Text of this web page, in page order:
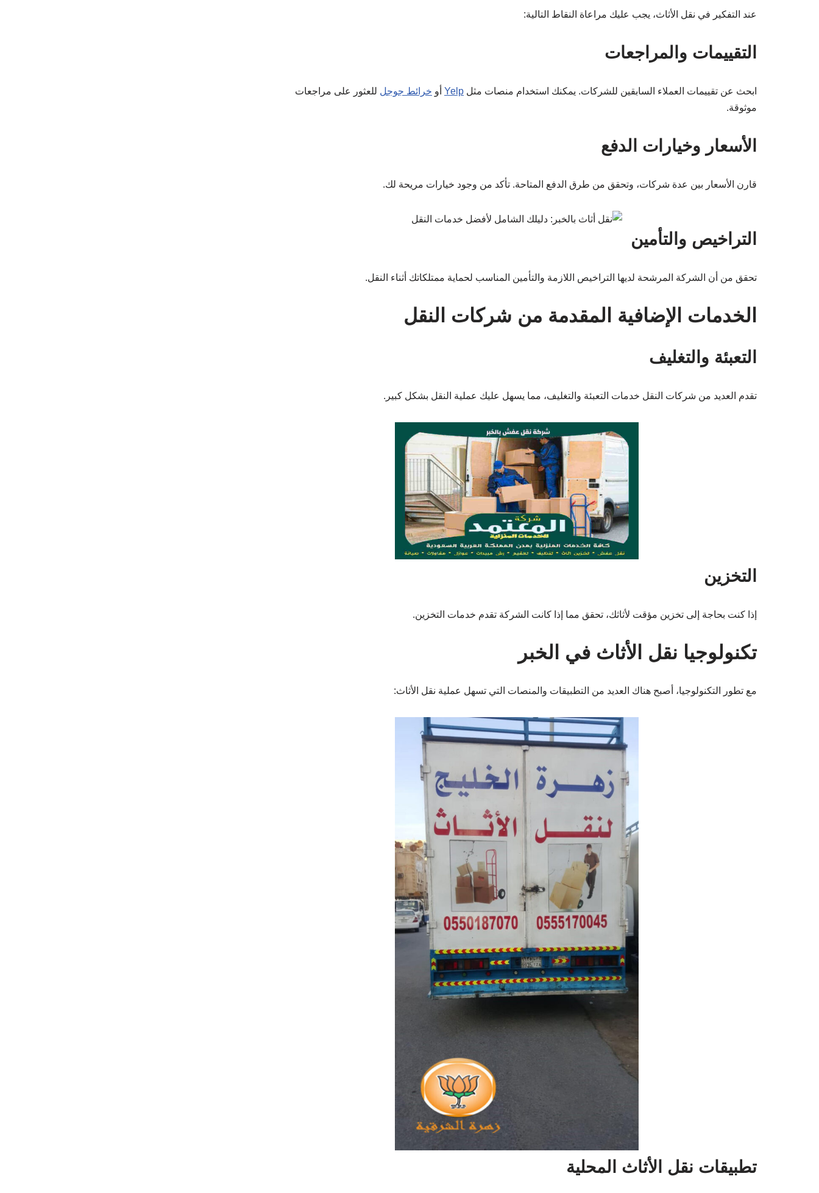
عند التفكير في نقل الأثاث، يجب عليك مراعاة النقاط التالية:
التقييمات والمراجعات
ابحث عن تقييمات العملاء السابقين للشركات. يمكنك استخدام منصات مثل Yelp أو خرائط جوجل للعثور على مراجعات
موثوقة.
الأسعار وخيارات الدفع
قارن الأسعار بين عدة شركات، وتحقق من طرق الدفع المتاحة. تأكد من وجود خيارات مريحة لك.
التراخيص والتأمين
تحقق من أن الشركة المرشحة لديها التراخيص اللازمة والتأمين المناسب لحماية ممتلكاتك أثناء النقل.
الخدمات الإضافية المقدمة من شركات النقل
التعبئة والتغليف
تقدم العديد من شركات النقل خدمات التعبئة والتغليف، مما يسهل عليك عملية النقل بشكل كبير.
التخزين
إذا كنت بحاجة إلى تخزين مؤقت لأثاثك، تحقق مما إذا كانت الشركة تقدم خدمات التخزين.
تكنولوجيا نقل الأثاث في الخبر
مع تطور التكنولوجيا، أصبح هناك العديد من التطبيقات والمنصات التي تسهل عملية نقل الأثاث:
تطبيقات نقل الأثاث المحلية